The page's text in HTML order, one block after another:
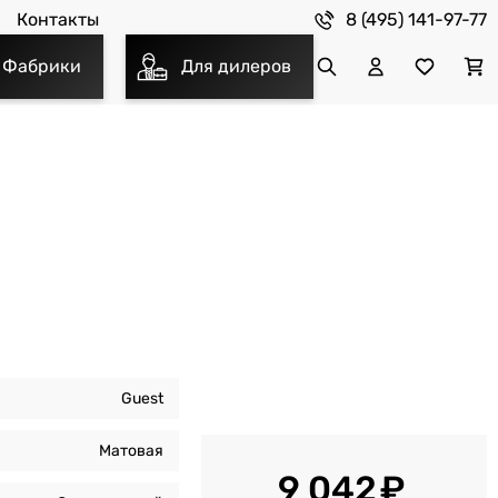
Контакты 8 (495) 141-97-77
Фабрики Для дилеров
Guest
Матовая